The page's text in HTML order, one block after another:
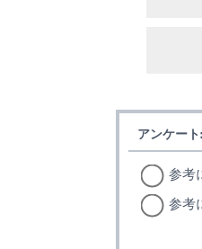
アンケー
参考
参考